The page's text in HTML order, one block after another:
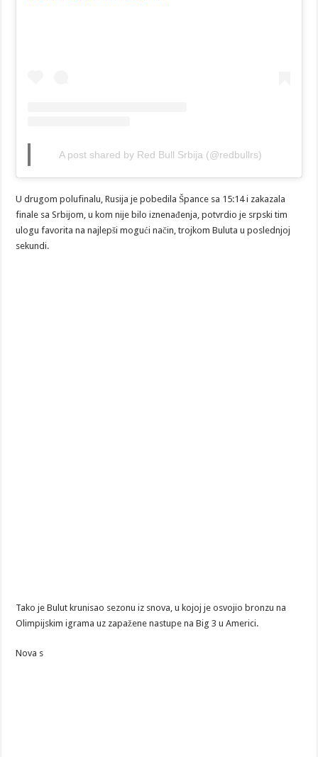
A post shared by Red Bull Srbija (@redbullrs)
U drugom polufinalu, Rusija je pobedila Špance sa 15:14 i zakazala
finale sa Srbijom, u kom nije bilo iznenađenja, potvrdio je srpski tim
ulogu favorita na najlepši mogući način, trojkom Buluta u poslednjoj
sekundi.
Tako je Bulut krunisao sezonu iz snova, u kojoj je osvojio bronzu na
Olimpijskim igrama uz zapažene nastupe na Big 3 u Americi.
Nova s